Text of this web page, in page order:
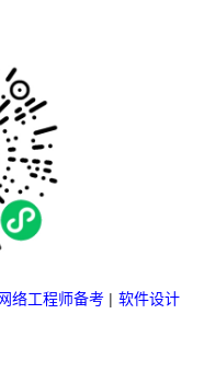
网络工程师备考 | 软件设计